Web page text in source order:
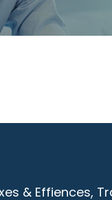
& Effiences,